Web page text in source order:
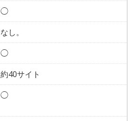
◯
なし。
◯
約40サイト
◯